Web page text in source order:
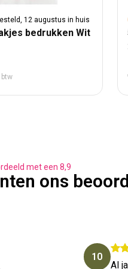
12 augustus in huis
bedrukken Wit
prijs
btw
met een 8,9
ons
10
Al